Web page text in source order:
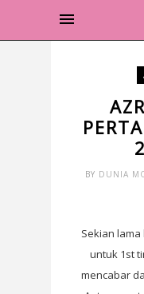
BY DUNIA
Sekian
untuk 1st
mencabar